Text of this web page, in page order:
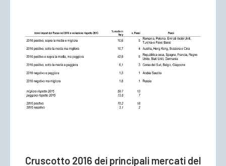
Cruscotto 2016 dei principali mercati del